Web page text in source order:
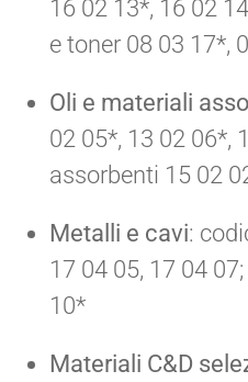
16 02 13*, 16 02
e toner 08 03 17*,
Oli e materiali
02 05*, 13 02 06*,
assorbenti 15 02
Metalli e cavi:
17 04 05, 17 04
10*
Materiali C&D